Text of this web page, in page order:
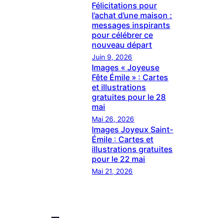
Félicitations pour
l’achat d’une maison :
messages inspirants
pour célébrer ce
nouveau départ
Juin 9, 2026
Images « Joyeuse
Fête Émile » : Cartes
et illustrations
gratuites pour le 28
mai
Mai 26, 2026
Images Joyeux Saint-
Émile : Cartes et
illustrations gratuites
pour le 22 mai
Mai 21, 2026